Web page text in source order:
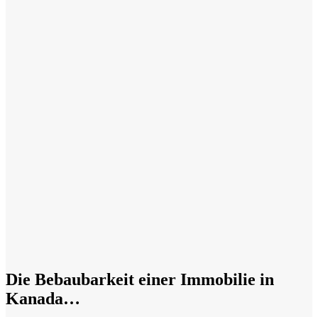
Die Bebaubarkeit einer Immobilie in
Kanada…